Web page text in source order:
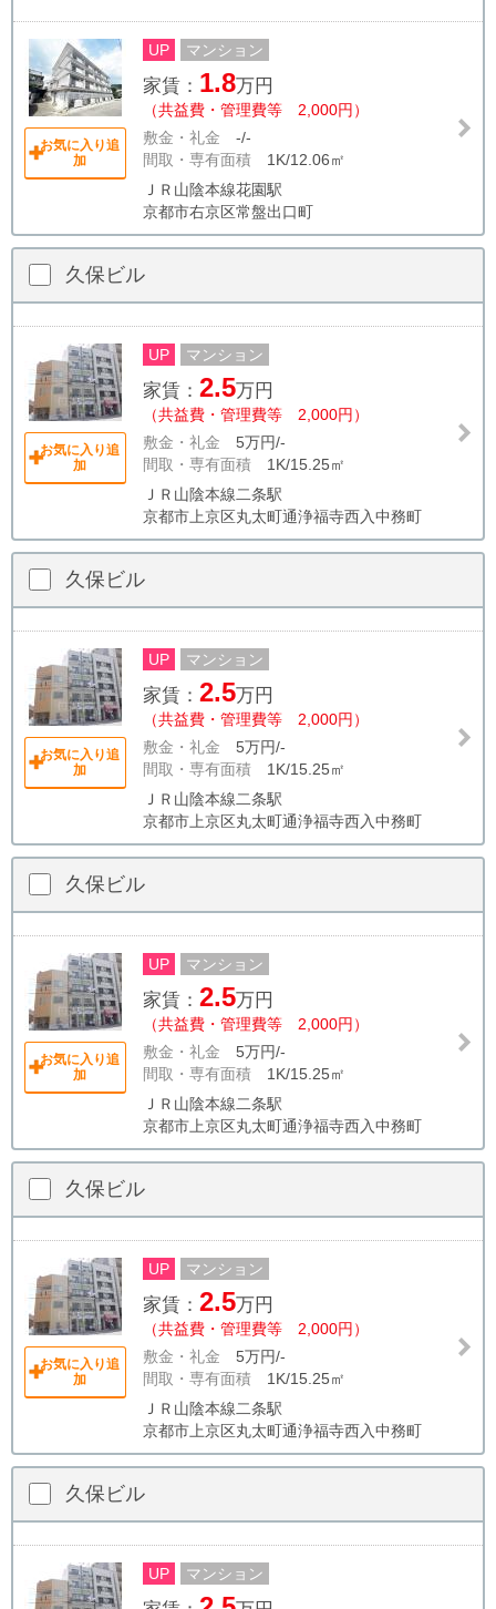
お気に入り追
加
UP マンション
家賃： 1.8万円
（共益費・管理費等 2,000円）
敷金・礼金 -/-
間取・専有面積 1K/12.06㎡
ＪＲ山陰本線花園駅
京都市右京区常盤出口町
久保ビル
お気に入り追
加
UP マンション
家賃： 2.5万円
（共益費・管理費等 2,000円）
敷金・礼金 5万円/-
間取・専有面積 1K/15.25㎡
ＪＲ山陰本線二条駅
京都市上京区丸太町通浄福寺西入中務町
久保ビル
お気に入り追
加
UP マンション
家賃： 2.5万円
（共益費・管理費等 2,000円）
敷金・礼金 5万円/-
間取・専有面積 1K/15.25㎡
ＪＲ山陰本線二条駅
京都市上京区丸太町通浄福寺西入中務町
久保ビル
お気に入り追
加
UP マンション
家賃： 2.5万円
（共益費・管理費等 2,000円）
敷金・礼金 5万円/-
間取・専有面積 1K/15.25㎡
ＪＲ山陰本線二条駅
京都市上京区丸太町通浄福寺西入中務町
久保ビル
お気に入り追
加
UP マンション
家賃： 2.5万円
（共益費・管理費等 2,000円）
敷金・礼金 5万円/-
間取・専有面積 1K/15.25㎡
ＪＲ山陰本線二条駅
京都市上京区丸太町通浄福寺西入中務町
久保ビル
UP マンション